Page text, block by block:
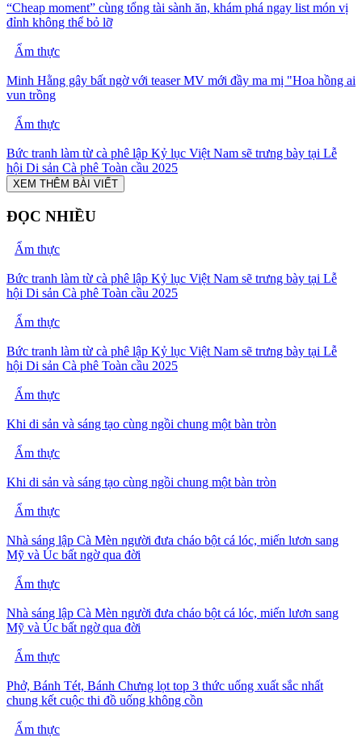
“Cheap moment” cùng tổng tài sành ăn, khám phá ngay list món vị
đỉnh không thể bỏ lỡ
Ẩm thực
Minh Hằng gây bất ngờ với teaser MV mới đầy ma mị "Hoa hồng ai
vun trồng
Ẩm thực
Bức tranh làm từ cà phê lập Kỷ lục Việt Nam sẽ trưng bày tại Lễ
hội Di sản Cà phê Toàn cầu 2025
XEM THÊM BÀI VIẾT
ĐỌC NHIỀU
Ẩm thực
Bức tranh làm từ cà phê lập Kỷ lục Việt Nam sẽ trưng bày tại Lễ
hội Di sản Cà phê Toàn cầu 2025
Ẩm thực
Bức tranh làm từ cà phê lập Kỷ lục Việt Nam sẽ trưng bày tại Lễ
hội Di sản Cà phê Toàn cầu 2025
Ẩm thực
Khi di sản và sáng tạo cùng ngồi chung một bàn tròn
Ẩm thực
Khi di sản và sáng tạo cùng ngồi chung một bàn tròn
Ẩm thực
Nhà sáng lập Cà Mèn người đưa cháo bột cá lóc, miến lươn sang
Mỹ và Úc bất ngờ qua đời
Ẩm thực
Nhà sáng lập Cà Mèn người đưa cháo bột cá lóc, miến lươn sang
Mỹ và Úc bất ngờ qua đời
Ẩm thực
Phở, Bánh Tét, Bánh Chưng lọt top 3 thức uống xuất sắc nhất
chung kết cuộc thi đồ uống không cồn
Ẩm thực